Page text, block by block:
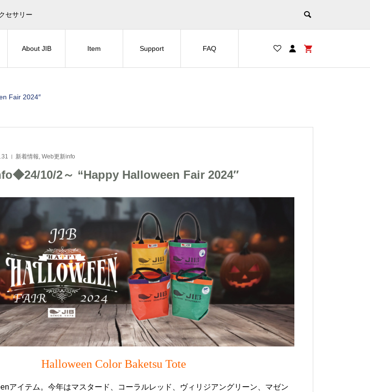
セサリー
About JIB Item Support FAQ
Fair 2024″
新着情報, Web更新info
10/2～ “Happy Halloween Fair 2024″
Halloween Color Baketsu Tote
アイテム。今年はマスタード、コーラルレッド、ヴィリジアングリーン、マゼン